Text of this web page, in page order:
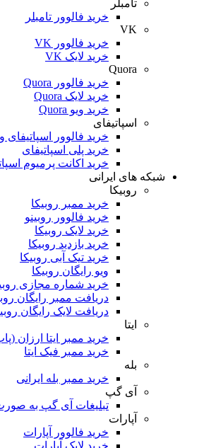
خرید فالوور تامبلر
خرید فالوور VK
خرید لایک VK
خرید فالوور Quora
خرید لایک Quora
خرید ویو Quora
اسپاتیفای
خرید فالوور اسپاتیفای واقعی
خرید پلی اسپاتیفای
خرید اکانت پرمیوم اسپاتیفای
های ایرانی
خرید ممبر روبیکا
خرید فالوور روبینو
خرید لایک روبیکا
خرید بازدید روبیکا
خرید تیک آبی روبیکا
ویو رایگان روبیکا
خرید شماره مجازی روبیکا
دریافت ممبر رایگان روبیکا
دریافت لایک رایگان روبینو
خرید ممبر ایتا ارزان (پاپ آپ)
خرید ممبر فیک ایتا
خرید ممبر بله ایرانی
آی گپ
تبلیغات آی گپ به صورت پاپ آپ
خرید فالوور آپارات
خرید لایک آپارات